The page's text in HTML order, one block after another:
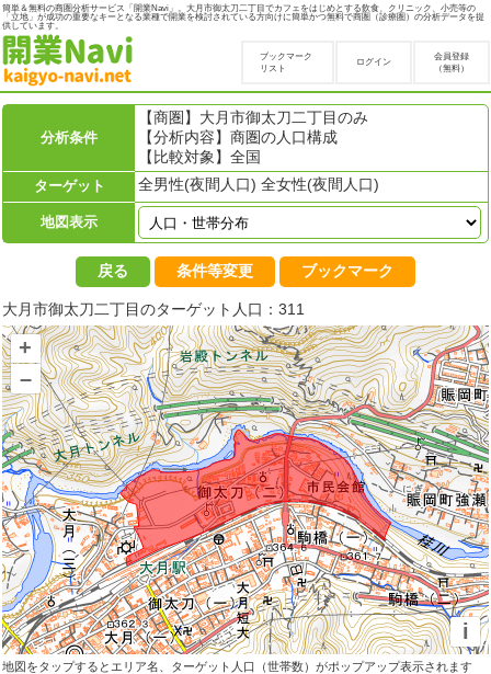
簡単＆無料の商圏分析サービス「開業Navi」。大月市御太刀二丁目でカフェをはじめとする飲食、クリニック、小売等の
「立地」が成功の重要なキーとなる業種で開業を検討されている方向けに簡単かつ無料で商圏（診療圏）の分析データを提
供しています。
ブックマーク
リスト
ログイン
会員登録
（無料）
分析条件
【商圏】大月市御太刀二丁目のみ
【分析内容】商圏の人口構成
【比較対象】全国
ターゲット 全男性(夜間人口) 全女性(夜間人口)
地図表示
戻る 条件等変更 ブックマーク
大月市御太刀二丁目のターゲット人口：311
+
–
i
地図をタップするとエリア名、ターゲット人口（世帯数）がポップアップ表示されます